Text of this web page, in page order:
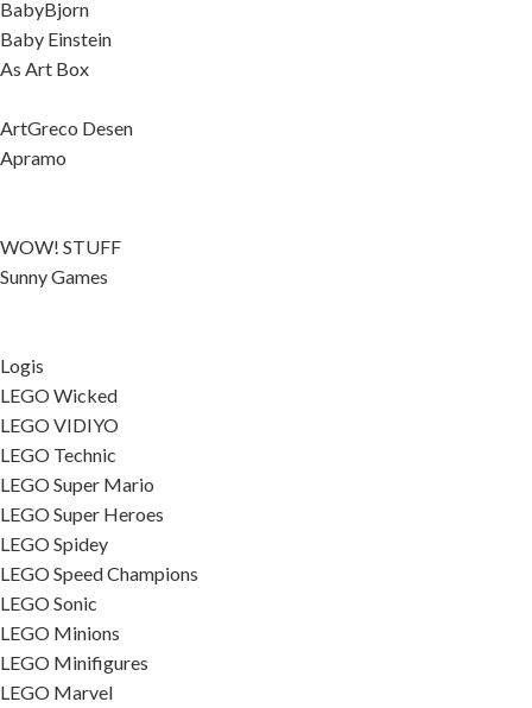
BabyBjorn
Baby Einstein
As Art Box
ArtGreco Desen
Apramo
WOW! STUFF
Sunny Games
Logis
LEGO Wicked
LEGO VIDIYO
LEGO Technic
LEGO Super Mario
LEGO Super Heroes
LEGO Spidey
LEGO Speed Champions
LEGO Sonic
LEGO Minions
LEGO Minifigures
LEGO Marvel